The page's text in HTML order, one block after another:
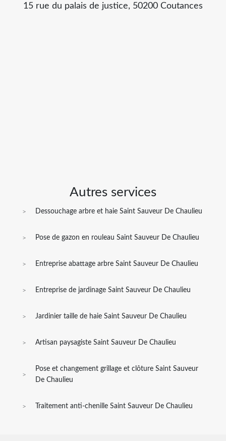
15 rue du palais de justice, 50200 Coutances
Autres services
Dessouchage arbre et haie Saint Sauveur De Chaulieu
Pose de gazon en rouleau Saint Sauveur De Chaulieu
Entreprise abattage arbre Saint Sauveur De Chaulieu
Entreprise de jardinage Saint Sauveur De Chaulieu
Jardinier taille de haie Saint Sauveur De Chaulieu
Artisan paysagiste Saint Sauveur De Chaulieu
Pose et changement grillage et clôture Saint Sauveur
De Chaulieu
Traitement anti-chenille Saint Sauveur De Chaulieu